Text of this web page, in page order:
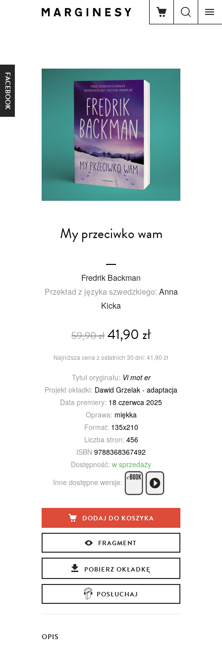
FACEBOOK
My przeciwko wam
Fredrik Backman
Przekład z języka szwedzkiego: Anna
Kicka
59,90 zł41,90 zł
Najniższa cena z ostatnich 30 dni: 41,90 zł
Tytuł oryginału: Vi mot er
Projekt okładki: Dawid Grzelak - adaptacja
Data premiery: 18 czerwca 2025
Oprawa: miękka
Format: 135x210
Liczba stron: 456
ISBN 9788368367492
Dostępność: w sprzedaży
Inne dostępne wersje:
DODAJ DO KOSZYKA
FRAGMENT
POBIERZ OKŁADKĘ
POSŁUCHAJ
OPIS